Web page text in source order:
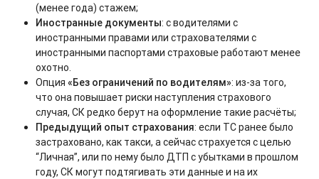
(менее года) стажем;
Иностранные документы: с водителями с
иностранными правами или страхователями с
иностранными паспортами страховые работают менее
охотно.
Опция«Без ограничений по водителям»: из-за того,
что она повышает риски наступления страхового
случая, СК редко берут на оформление такие расчёты;
Предыдущий опыт страхования: если ТС ранее было
застраховано, как такси, а сейчас страхуется с целью
“Личная”, или по нему было ДТП с убытками в прошлом
году, СК могут подтягивать эти данные и на их